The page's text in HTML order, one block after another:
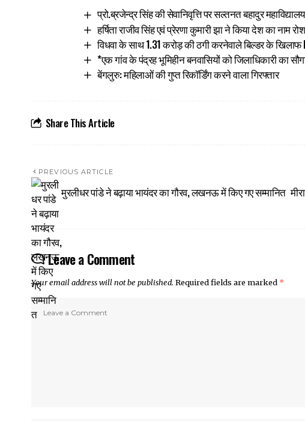
प्रो.ब्रजेन्द्र सिंह की सेवानिवृत्ति पर सल्तनत बहादुर
हर्षिता राजीव सिंह एवं प्रेरणा कुमारी झा ने किया देश का नाम
विधवा के साथ 1.31 करोड़ की ठगी करनेवाले बिल्डर के खिलाफ
*एक गांव के पंद्रह भूमिहीन बनवासियों को जिलाधिकारी का
बेंगलुरु: महिलाओं की गुप्त रिकॉर्डिंग करने वाला गिरफ्तार
Share This Article
PREVIOUS ARTICLE
मुरलीधर पांडे ने बढ़ाया भायंदर का गौरव, लखनऊ में किए गए सम्मानित
Leave a Comment
Your email address will not be published. Required fields are marked *